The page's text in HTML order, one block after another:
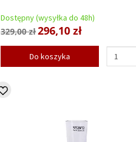
Dostępny (wysyłka do 48h)
329,00 zł296,10 zł
Do koszyka